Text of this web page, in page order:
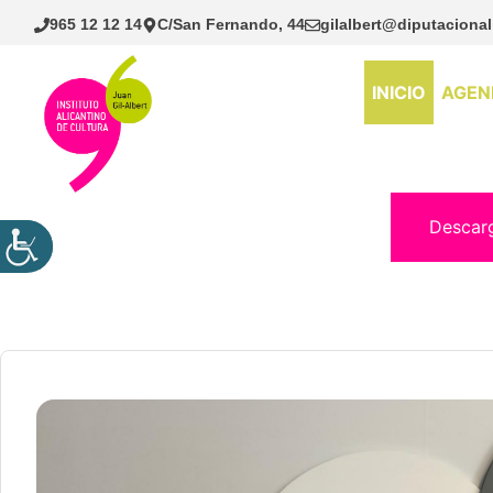
Saltar
965 12 12 14 C/San Fernando, 44
INICIO